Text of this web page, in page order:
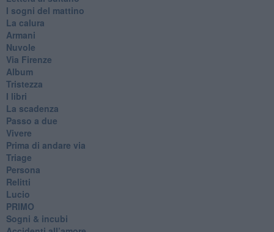
I sogni del mattino
La calura
Armani
Nuvole
Via Firenze
Album
Tristezza
I libri
La scadenza
Passo a due
Vivere
Prima di andare via
Triage
Persona
Relitti
Lucio
PRIMO
Sogni & incubi